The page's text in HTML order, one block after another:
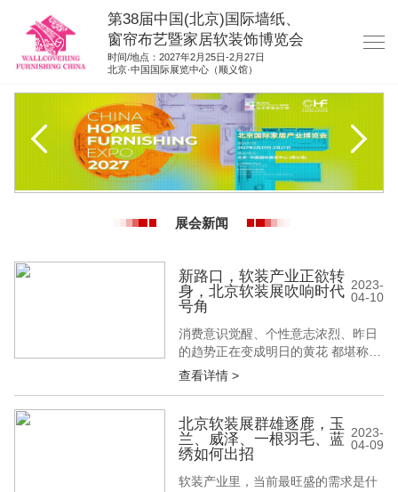
第38届中国(北京)国际墙纸、
窗帘布艺暨家居软装饰博览会
时间/地点：2027年2月25日-2月27日
北京·中国国际展览中心（顺义馆）
展商服务
展位申请
展会新闻
新路口，软装产业正欲转
身，北京软装展吹响时代
号角
2023-
04-10
消费意识觉醒、个性意志浓烈、昨日
的趋势正在变成明日的黄花 都堪称猝
不及防的当头一棒 无论是一体化品类
新变局面前，软装行业需要调整方向
实现产业升级。可是庞大的消费市
场、冗长的产业链、传统...
查看详情 >
北京软装展群雄逐鹿，玉
兰、威泽、一根羽毛、蓝
绣如何出招
2023-
04-09
软装产业里，当前最旺盛的需求是什